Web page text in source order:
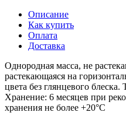
Описание
Как купить
Оплата
Доставка
Однородная масса, не
растекающаяся на
цвета без глянцевого
Хранение: 6 месяцев при
хранения не более +20°С